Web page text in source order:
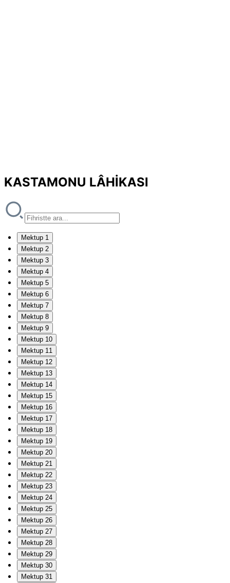
KASTAMONU LÂHİKASI
Mektup 1
Mektup 2
Mektup 3
Mektup 4
Mektup 5
Mektup 6
Mektup 7
Mektup 8
Mektup 9
Mektup 10
Mektup 11
Mektup 12
Mektup 13
Mektup 14
Mektup 15
Mektup 16
Mektup 17
Mektup 18
Mektup 19
Mektup 20
Mektup 21
Mektup 22
Mektup 23
Mektup 24
Mektup 25
Mektup 26
Mektup 27
Mektup 28
Mektup 29
Mektup 30
Mektup 31